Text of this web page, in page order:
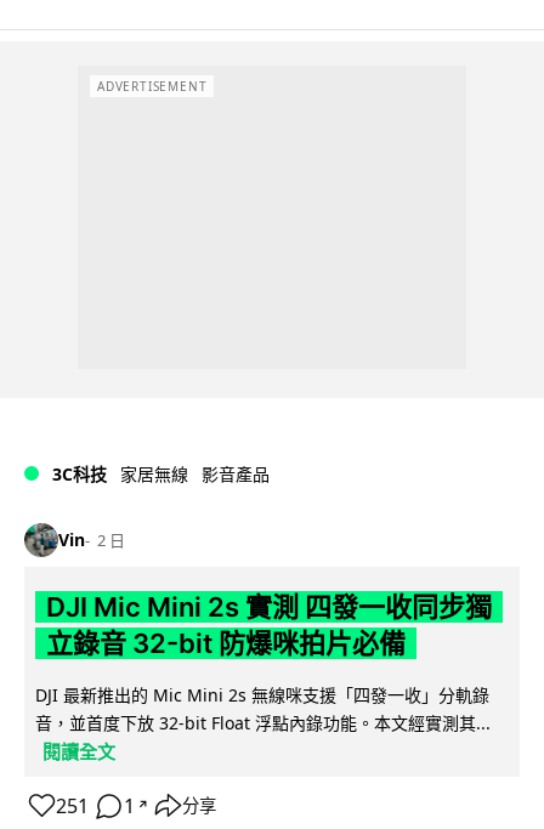
ADVERTISEMENT
3C科技 家居無線 影音產品
Vin 2 日
DJI Mic Mini 2s 實測 四發一收同步獨
立錄音 32-bit 防爆咪拍片必備
DJI 最新推出的 Mic Mini 2s 無線咪支援「四發一收」分軌錄
音，並首度下放 32-bit Float 浮點內錄功能。本文經實測其...
閱讀全文
251 1 ↗ 分享